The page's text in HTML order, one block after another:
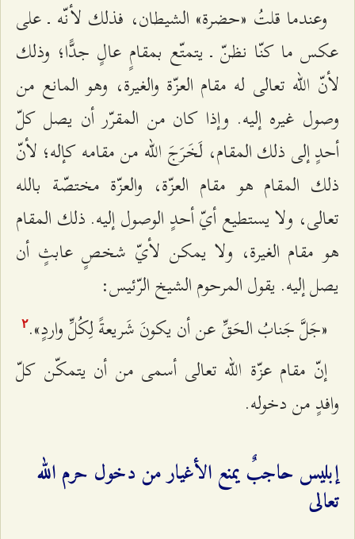
وعندما قلتُ «حضرة» الشيطان، فذلك لأنّه ـ على
عكس ما كنّا نظنّ ـ يتمتّع بمقامٍ عالٍ جدًّا؛ وذلك
لأنّ الله تعالى له مقام العزّة والغيرة، وهو المانع من
وصول غيره إليه. وإذا كان من المقرّر أن يصل كلّ
أحدٍ إلى ذلك المقام، لَخَرَجَ الله من مقامه كإله؛ لأنّ
ذلك المقام هو مقام العزّة، والعزّة مختصّة بالله
تعالى، ولا يستطيع أيّ أحدٍ الوصول إليه. ذلك المقام
هو مقام الغيرة، ولا يمكن لأيّ شخصٍ عابثٍ أن
يصل إليه. يقول المرحوم الشيخ الرّئيس:
«جَلَّ جَنابُ الحَقِّ عن أن يكونَ شَريعةً لِكُلِّ واردٍ».٢
إنّ مقام عزّة الله تعالى أسمى من أن يتمكّن كلّ
وافدٍ من دخوله.
إبليس حاجبٌ يمنع الأغيار من دخول حرم الله
تعالى